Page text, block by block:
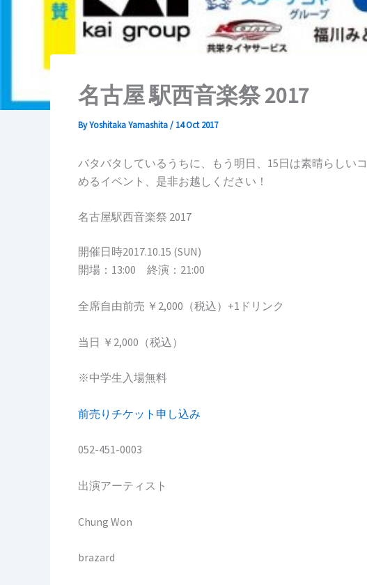
名古屋 駅西音楽祭 2017
ByYoshitaka Yamashita/ 14 Oct 2017
バタバタしているうちに、もう明日、15日は素晴らしい
めるイベント、是非お越しください！
名古屋駅西音楽祭 2017
開催日時2017.10.15 (SUN)
開場：13:00 終演：21:00
全席自由前売 ￥2,000（税込）+1ドリンク
当日 ￥2,000（税込）
※中学生入場無料
前売りチケット申し込み
052-451-0003
出演アーティスト
Chung Won
brazard